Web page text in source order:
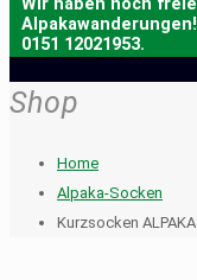
Shop
Home
Alpaka-Socken
Kurzsocken ALPAKA